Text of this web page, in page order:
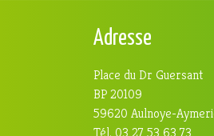
Adresse
Place du Dr Guersant
BP 20109
59620 Aulnoye-
Tél. 03 27 53 63 73